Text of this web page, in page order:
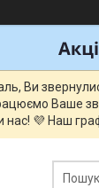
Ви
Ваше
нас! 💜 Наш